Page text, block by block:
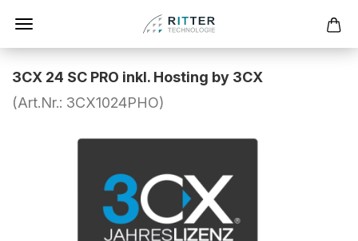
3CX 24 SC PRO inkl. Hosting by 3CX
(Art.Nr.: 3CX1024PHO)